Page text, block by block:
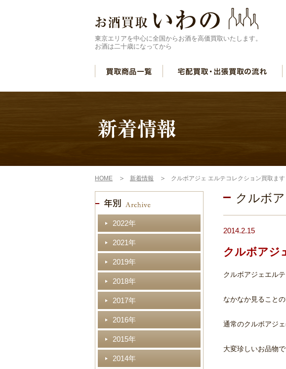
東京エリアを中心に全国からお酒を高価買取いたします。
お酒は二十歳になってから
HOME 新着情報 クルボアジェ エルテコレクション買取ます
クルボ
2014.2.15
クルボアジ
クルボアジェエル
なかなか見ること
通常のクルボアジ
大変珍しいお品物で
2022年
2021年
2019年
2018年
2017年
2016年
2015年
2014年